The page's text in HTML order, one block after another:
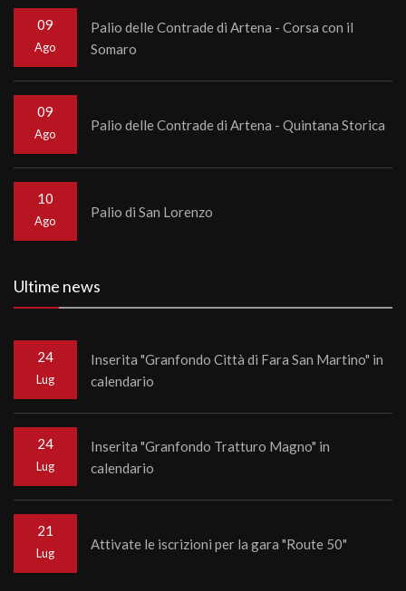
09
Ago
Palio delle Contrade di Artena - Corsa con il
Somaro
09
Ago
Palio delle Contrade di Artena - Quintana Storica
10
Ago
Palio di San Lorenzo
Ultime news
24
Lug
Inserita "Granfondo Città di Fara San Martino" in
calendario
24
Lug
Inserita "Granfondo Tratturo Magno" in
calendario
21
Lug
Attivate le iscrizioni per la gara "Route 50"